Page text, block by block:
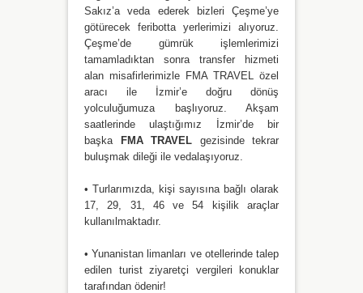
Sakız’a veda ederek bizleri Çeşme’ye
götürecek feribotta yerlerimizi alıyoruz.
Çeşme’de gümrük işlemlerimizi
tamamladıktan sonra transfer hizmeti
alan misafirlerimizle FMA TRAVEL özel
aracı ile İzmir’e doğru dönüş
yolculuğumuza başlıyoruz. Akşam
saatlerinde ulaştığımız İzmir’de bir
başka
FMA TRAVEL gezisinde tekrar
buluşmak dileği ile vedalaşıyoruz.
• Turlarımızda, kişi sayısına bağlı olarak
17, 29, 31, 46 ve 54 kişilik araçlar
kullanılmaktadır.
• Yunanistan limanları ve otellerinde talep
edilen turist ziyaretçi vergileri konuklar
tarafından ödenir!